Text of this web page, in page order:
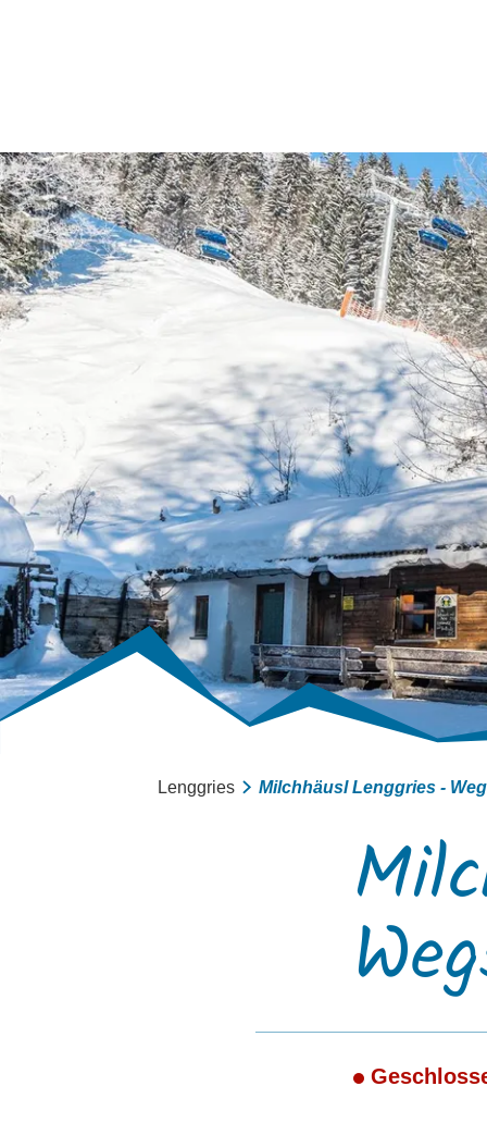
Sommer
Winter
mit Kindern
Touren
Lenggries Milchhäusl Lenggries -